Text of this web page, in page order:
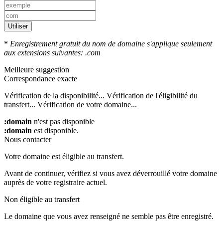
Utiliser
* Enregistrement gratuit du nom de domaine s'applique seulement
aux extensions suivantes: .com
Meilleure suggestion
Correspondance exacte
Vérification de la disponibilité... Vérification de l'éligibilité du
transfert... Vérification de votre domaine...
:domain n'est pas disponible
:domain est disponible.
Nous contacter
Votre domaine est éligible au transfert.
Avant de continuer, vérifiez si vous avez déverrouillé votre domaine
auprès de votre registraire actuel.
Non éligible au transfert
Le domaine que vous avez renseigné ne semble pas être enregistré.